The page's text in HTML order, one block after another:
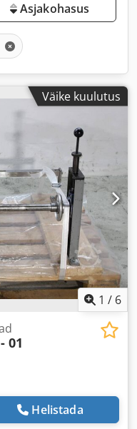
Asjakohasus
Väike kuulutus
1 / 6
01
Helistada